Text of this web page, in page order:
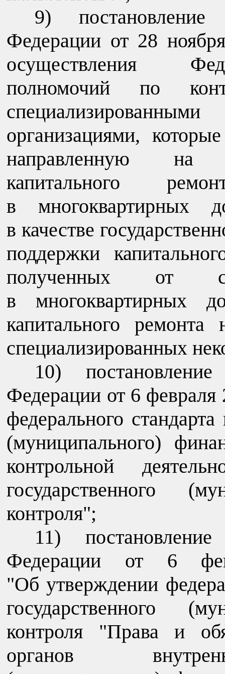
9) постановление
Федерации от 28
осуществления
полномочий по
организациями,
направленную на
капитального
в многоквартирных
в качестве
поддержки
полученных от
в многоквартирных
капитального ремонта
специализированных
10)
Федерации от 6
федерального стандарта
(муниципального)
контрольной
государственного
контроля";
11)
Федерации от 6
"Об утверждении
государственного
контроля "Права и
органов